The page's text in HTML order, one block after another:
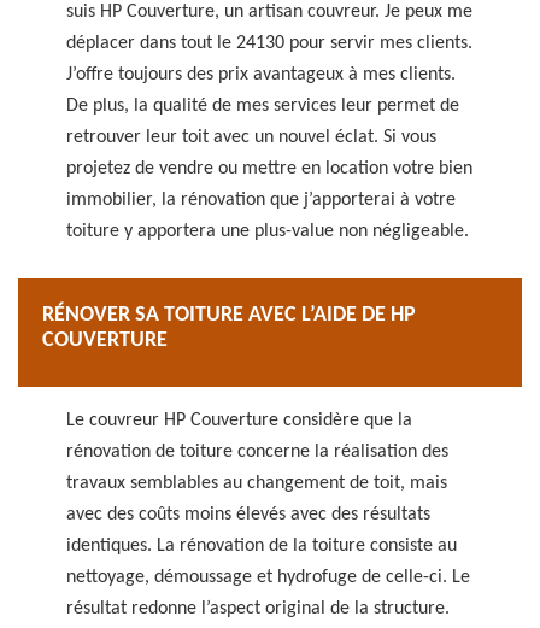
suis HP Couverture, un artisan couvreur. Je peux me
déplacer dans tout le 24130 pour servir mes clients.
J’offre toujours des prix avantageux à mes clients.
De plus, la qualité de mes services leur permet de
retrouver leur toit avec un nouvel éclat. Si vous
projetez de vendre ou mettre en location votre bien
immobilier, la rénovation que j’apporterai à votre
toiture y apportera une plus-value non négligeable.
RÉNOVER SA TOITURE AVEC L’AIDE DE HP
COUVERTURE
Le couvreur HP Couverture considère que la
rénovation de toiture concerne la réalisation des
travaux semblables au changement de toit, mais
avec des coûts moins élevés avec des résultats
identiques. La rénovation de la toiture consiste au
nettoyage, démoussage et hydrofuge de celle-ci. Le
résultat redonne l’aspect original de la structure.